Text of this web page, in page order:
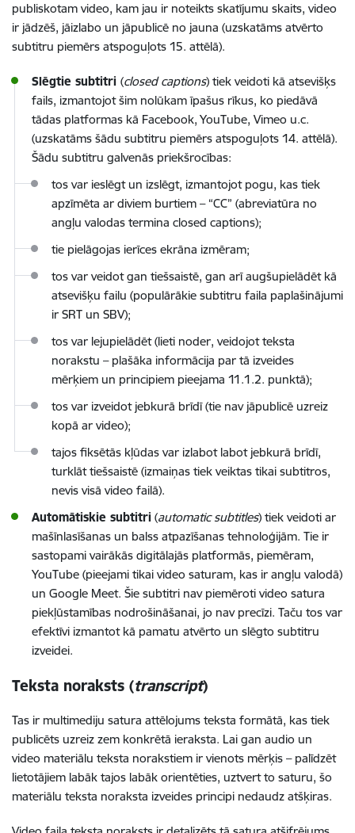
publiskotam video, kam jau ir noteikts skatījumu skaits, video
ir jādzēš, jāizlabo un jāpublicē no jauna (uzskatāms atvērto
subtitru piemērs atspoguļots 15. attēlā).
Slēgtie subtitri (closedcaptions) tiek veidoti kā atsevišķs
fails, izmantojot šim nolūkam īpašus rīkus, ko piedāvā
tādas platformas kā Facebook, YouTube, Vimeo u.c.
(uzskatāms šādu subtitru piemērs atspoguļots 14. attēlā).
Šādu subtitru galvenās priekšrocības:
tos var ieslēgt un izslēgt, izmantojot pogu, kas tiek
apzīmēta ar diviem burtiem – “CC” (abreviatūra no
angļu valodas termina closed captions);
tie pielāgojas ierīces ekrāna izmēram;
tos var veidot gan tiešsaistē, gan arī augšupielādēt kā
atsevišķu failu (populārākie subtitru faila paplašinājumi
ir SRT un SBV);
tos var lejupielādēt (lieti noder, veidojot teksta
norakstu – plašāka informācija par tā izveides
mērķiem un principiem pieejama 11.1.2. punktā);
tos var izveidot jebkurā brīdī (tie nav jāpublicē uzreiz
kopā ar video);
tajos fiksētās kļūdas var izlabot labot jebkurā brīdī,
turklāt tiešsaistē (izmaiņas tiek veiktas tikai subtitros,
nevis visā video failā).
Automātiskie subtitri (automaticsubtitles) tiek veidoti ar
mašīnlasīšanas un balss atpazīšanas tehnoloģijām. Tie ir
sastopami vairākās digitālajās platformās, piemēram,
YouTube (pieejami tikai video saturam, kas ir angļu valodā)
un Google Meet. Šie subtitri nav piemēroti video satura
piekļūstamības nodrošināšanai, jo nav precīzi. Taču tos var
efektīvi izmantot kā pamatu atvērto un slēgto subtitru
izveidei.
Teksta noraksts (transcript)
Tas ir multimediju satura attēlojums teksta formātā, kas tiek
publicēts uzreiz zem konkrētā ieraksta. Lai gan audio un
video materiālu teksta norakstiem ir vienots mērķis – palīdzēt
lietotājiem labāk tajos labāk orientēties, uztvert to saturu, šo
materiālu teksta noraksta izveides principi nedaudz atšķiras.